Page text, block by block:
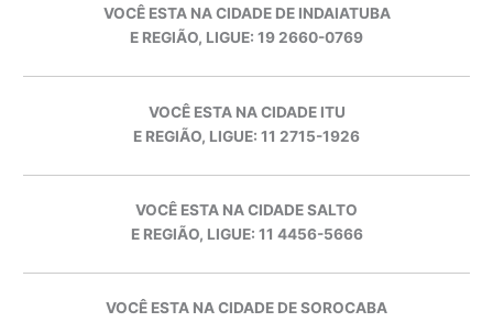
VOCÊ ESTA NA CIDADE DE INDAIATUBA
E REGIÃO, LIGUE: 19 2660-0769
VOCÊ ESTA NA CIDADE ITU
E REGIÃO, LIGUE: 11 2715-1926
VOCÊ ESTA NA CIDADE SALTO
E REGIÃO, LIGUE: 11 4456-5666
VOCÊ ESTA NA CIDADE DE SOROCABA